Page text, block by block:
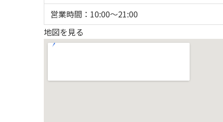
営業時間：10:00〜21:00
地図を見る